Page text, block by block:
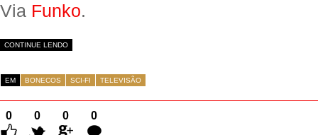
Via Funko.
CONTINUE LENDO
EM BONECOS SCI-FI TELEVISÃO
0 0 0
0
Comentários